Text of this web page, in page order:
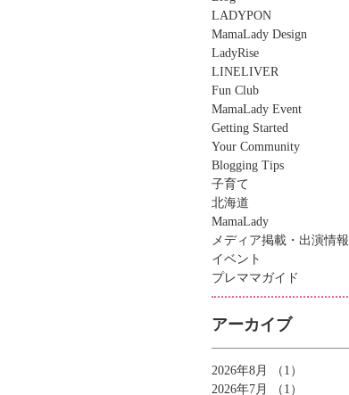
LADYPON
MamaLady Design
LadyRise
LINELIVER
Fun Club
MamaLady Event
Getting Started
Your Community
Blogging Tips
子育て
北海道
MamaLady
メディア掲載・出演情報
イベント
プレママガイド
アーカイブ
2026年8月 （1）
2026年7月
（1）